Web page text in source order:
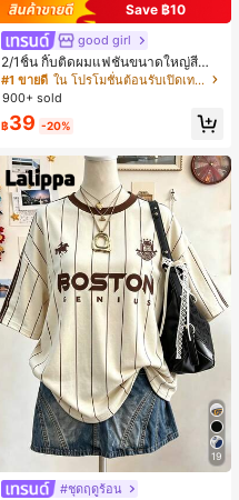
Save ฿10
good girl
2/1ชิ้น กิ๊บติดผมแฟชั่นขนาดใหญ่สีน้ำ
ตาลชานมสำหรับผู้หญิง เหมาะสำหรับก
ารอาบน้ำ ล้างหน้า และจัดแต่งทรงผม
#1 ขายดี
ใน โปรโมชั่นต้อนรับเปิดเทอม เครื่องประดับผมผู้หญิง
900+ sold
฿39 -20%
19
#ชุดฤดูร้อน